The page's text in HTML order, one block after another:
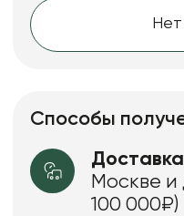
Нет
Способы
Доставка
Москве и
100 000₽)